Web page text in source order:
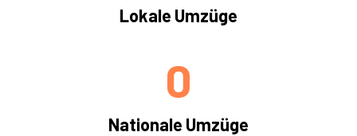
Lokale Umzüge
Nationale Umzüge
0